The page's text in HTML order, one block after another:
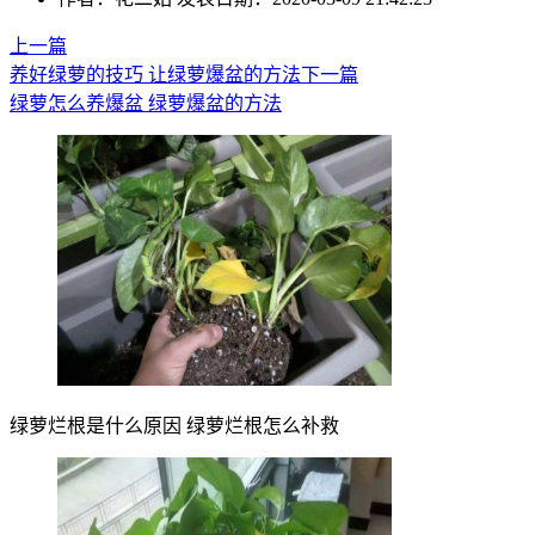
上一篇
养好绿萝的技巧 让绿萝爆盆的方法下一篇
绿萝怎么养爆盆 绿萝爆盆的方法
绿萝烂根是什么原因 绿萝烂根怎么补救